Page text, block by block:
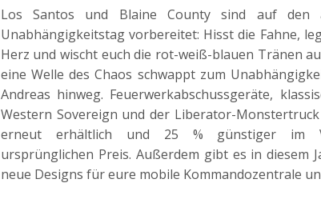
Los Santos und Blaine County sind auf den
Unabhängigkeitstag vorbereitet: Hisst die Fahne,
Herz und wischt euch die rot-weiß-blauen Tränen
eine Welle des Chaos schwappt zum
Andreas hinweg. Feuerwerkabschussgeräte,
Western Sovereign und der Liberator-Monstertruck
erneut erhältlich und 25 % günstiger im
ursprünglichen Preis. Außerdem gibt es in diesem
neue Designs für eure mobile Kommandozentrale